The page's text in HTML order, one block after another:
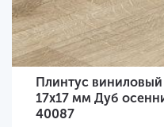
Плинтус
17х17 мм Дуб
40087